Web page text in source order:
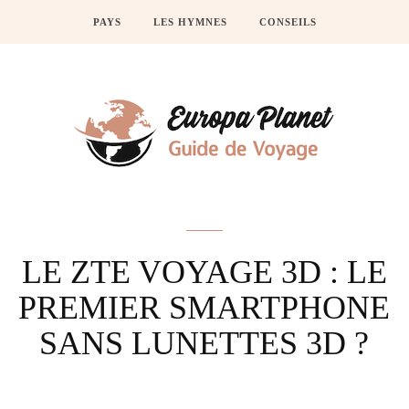
PAYS LES HYMNES CONSEILS
LE ZTE VOYAGE 3D : LE
PREMIER SMARTPHONE
SANS LUNETTES 3D ?